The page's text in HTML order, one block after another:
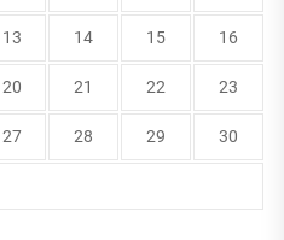
13 14 15 16
20 21 22 23
27 28 29 30